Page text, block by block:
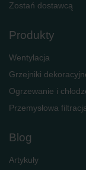
Zostań dostawcą
Produkty
Wentylacja
Grzejniki
Ogrzewanie i
Przemysłowa
Blog
Artykuły